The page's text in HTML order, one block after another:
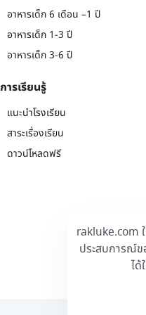
rakluke.com
ประสบการณ์ข
ได้
อาหารเด็ก 6 เดือน –1 ปี
อาหารเด็ก 1-3 ปี
อาหารเด็ก 3-6 ปี
การเรียนรู้
แนะนำโรงเรียน
สาระเรื่องเรียน
ดาวน์โหลดฟรี